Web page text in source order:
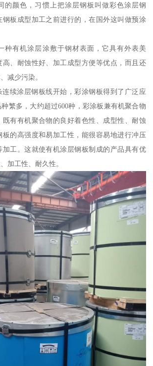
的颜色，习惯上把涂层钢板叫做彩色涂层钢
板成型加工之前进行的，在国外这叫做预涂
种有机涂层涂敷于钢材表面，它具有外表美
高、耐蚀性好、加工成型方便等优点，而且还
减少污染。
连续涂层钢板线开始，彩涂钢板得到了广泛应
繁多，大约超过600种，彩涂板兼有机聚合物
有有机聚合物的良好着色性、成型性、耐蚀
板的高强度和易加工性，能很容易地进行冲压
加工。这就使有机涂层钢板制成的产品具有优
加工性、耐久性。